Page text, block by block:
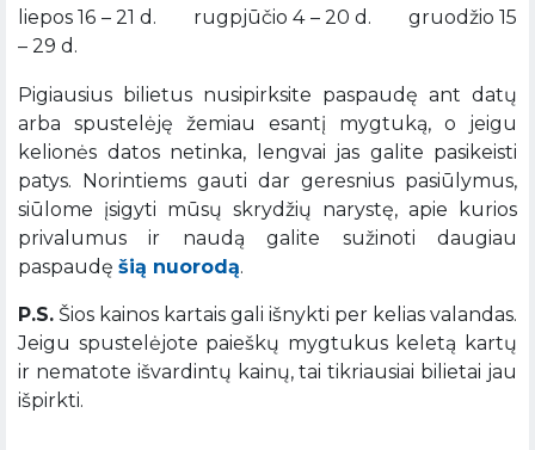
liepos 16 – 21 d. rugpjūčio 4 – 20 d. gruodžio 15
– 29 d.
Pigiausius bilietus nusipirksite paspaudę ant datų
arba spustelėję žemiau esantį mygtuką, o jeigu
kelionės datos netinka, lengvai jas galite pasikeisti
patys. Norintiems gauti dar geresnius pasiūlymus,
siūlome įsigyti mūsų skrydžių narystę, apie kurios
privalumus ir naudą galite sužinoti daugiau
paspaudę šią nuorodą.
P.S. Šios kainos kartais gali išnykti per kelias valandas.
Jeigu spustelėjote paieškų mygtukus keletą kartų
ir nematote išvardintų kainų, tai tikriausiai bilietai jau
išpirkti.